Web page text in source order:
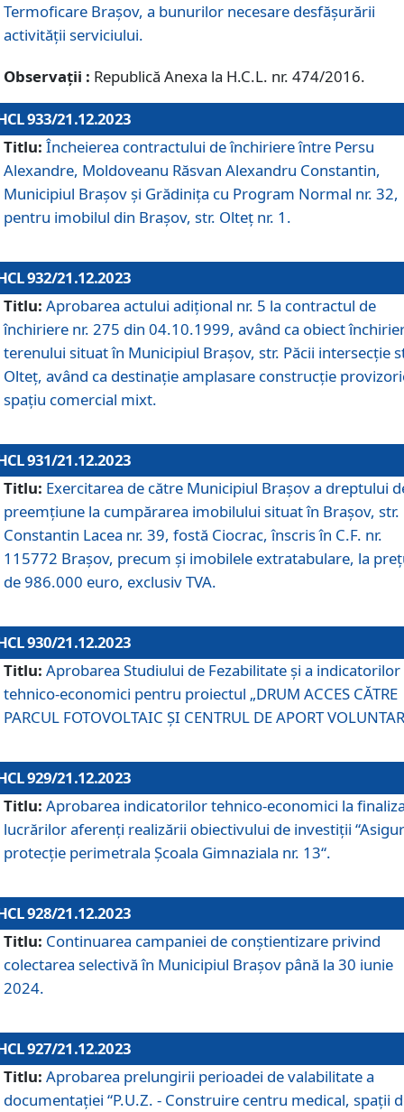
Termoficare Braşov, a bunurilor necesare desfăşurării
activităţii serviciului.
Observații : Republică Anexa la H.C.L. nr. 474/2016.
933/21.12.2023
Titlu: Încheierea contractului de închiriere între Persu
Alexandre, Moldoveanu Răsvan Alexandru Constantin,
Municipiul Braşov şi Grădinița cu Program Normal nr. 32,
pentru imobilul din Brașov, str. Olteț nr. 1.
932/21.12.2023
Titlu: Aprobarea actului adițional nr. 5 la contractul de
închiriere nr. 275 din 04.10.1999, având ca obiect
terenului situat în Municipiul Brașov, str. Păcii intersecție
Olteț, având ca destinație amplasare construcție
spațiu comercial mixt.
931/21.12.2023
Titlu: Exercitarea de către Municipiul Brașov a dreptului
preemțiune la cumpărarea imobilului situat în Brașov, str.
Constantin Lacea nr. 39, fostă Ciocrac, înscris în C.F. nr.
115772 Brașov, precum și imobilele extratabulare, la
de 986.000 euro, exclusiv TVA.
930/21.12.2023
Titlu: Aprobarea Studiului de Fezabilitate și a indicatorilor
tehnico-economici pentru proiectul „DRUM ACCES CĂTRE
PARCUL FOTOVOLTAIC ȘI CENTRUL DE APORT
929/21.12.2023
Titlu: Aprobarea indicatorilor tehnico-economici la
lucrărilor aferenți realizării obiectivului de investiții
protecție perimetrala Școala Gimnaziala nr. 13“.
928/21.12.2023
Titlu: Continuarea campaniei de conștientizare privind
colectarea selectivă în Municipiul Braşov până la 30 iunie
2024.
927/21.12.2023
Titlu: Aprobarea prelungirii perioadei de valabilitate a
documentaţiei “P.U.Z. - Construire centru medical, spații